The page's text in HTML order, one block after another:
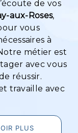
de vos
aux-Roses,
vous
à
métier est
avec vous
réussir.
travaille avec
PLUS